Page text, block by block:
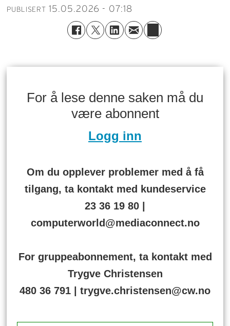
PUBLISERT 15.05.2026 - 07:18
For å lese denne saken må du
være abonnent
Logg inn
Om du opplever problemer med å få
tilgang, ta kontakt med kundeservice
23 36 19 80 |
computerworld@mediaconnect.no
For gruppeabonnement, ta kontakt med
Trygve Christensen
480 36 791 | trygve.christensen@cw.no